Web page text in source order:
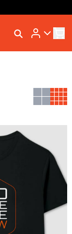
Entrar | Cadastrar